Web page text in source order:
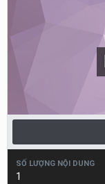
SỐ LƯỢNG NỘI DUNG
1